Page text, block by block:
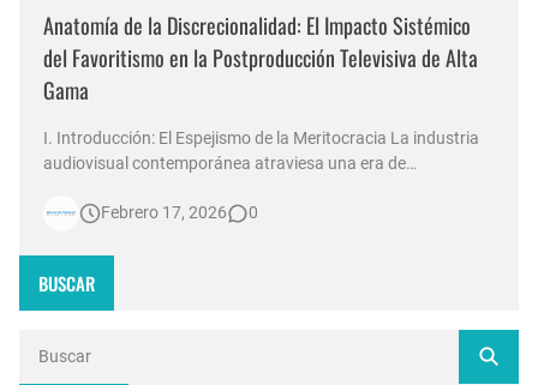
Anatomía de la Discrecionalidad: El Impacto Sistémico
del Favoritismo en la Postproducción Televisiva de Alta
Gama
I. Introducción: El Espejismo de la Meritocracia La industria
audiovisual contemporánea atraviesa una era de
noticias en Argentina invierten millones de dólares en
Febrero 17, 2026 0
BUSCAR